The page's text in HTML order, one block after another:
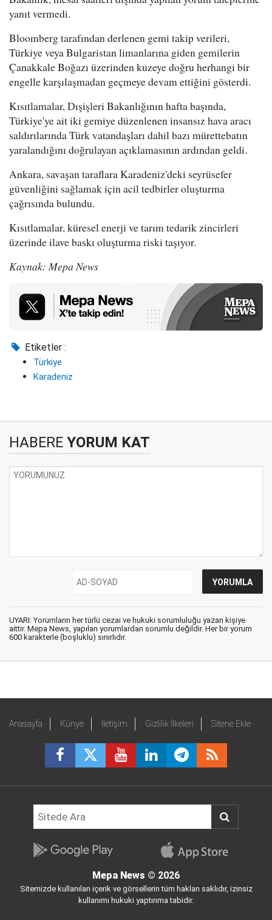
yanıt vermedi.
Bloomberg tarafından derlenen gemi takip verileri,
Türkiye veya Bulgaristan limanlarına giden gemilerin
Çanakkale Boğazı üzerinden kuzeye doğru herhangi bir
engelle karşılaşmadan geçmeye devam ettiğini gösterdi.
Kısıtlamalar, Dışişleri Bakanlığının hafta başında,
Türkiye'ye ait iki gemiye düzenlenen insansız hava aracı
saldırılarında Türk vatandaşları dahil bazı mürettebatın
yaralandığını doğrulayan açıklamasının ardından geldi.
Ankara, savaşan taraflara Karadeniz'deki seyrüsefer
güvenliğini sağlamak için acil tedbirler oluşturma
çağrısında bulundu.
Kısıtlamalar, küresel enerji ve tarım tedarik zincirleri
üzerinde ilave baskı oluşturma riski taşıyor.
Kaynak: Mepa News
Etiketler :
Türkiye
Karadeniz
HABERE YORUM KAT
UYARI: Yorumların her türlü cezai ve hukuki sorumluluğu yazan kişiye
aittir. Mepa News, yapılan yorumlardan sorumlu değildir. Her bir yorum
600 karakterle (boşluklu) sınırlıdır.
Anasayfa Künye İletişim Gizlilik İlkeleri Sitene Ekle
Mepa News © 2026
Sitemizde kullanılan içerik ve görsellerin tüm hakları saklıdır, izinsiz
kullanımı hukuki yaptırıma tabidir.